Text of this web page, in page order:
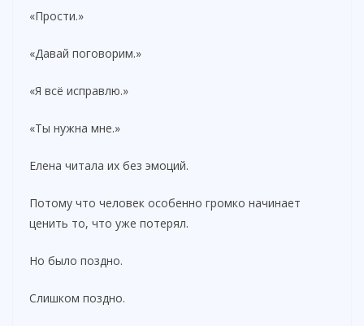
«Прости.»
«Давай поговорим.»
«Я всё исправлю.»
«Ты нужна мне.»
Елена читала их без эмоций.
Потому что человек особенно громко начинает
ценить то, что уже потерял.
Но было поздно.
Слишком поздно.